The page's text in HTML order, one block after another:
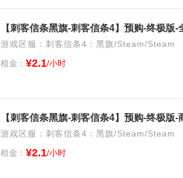
【刺客信条黑旗-刺客信条4】预购-终极
游戏区服：刺客信条4：黑旗/Steam/Steam
租金： ¥2.1/小时
【刺客信条黑旗-刺客信条4】预购-终极版
游戏区服：刺客信条4：黑旗/Steam/Steam
租金： ¥2.1/小时